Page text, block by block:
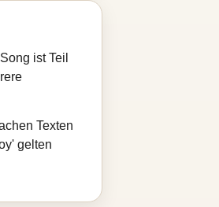
ist Teil
Texten
gelten